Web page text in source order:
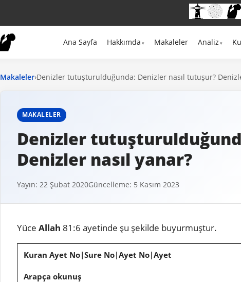
Ana Sayfa Hakkımda Makaleler Analiz
Makaleler›Denizler tutuşturulduğunda: Denizler nasıl tutuşur?
MAKALELER
Denizler
Denizler nasıl yanar?
Yayın: 22 Şubat 2020Güncelleme: 5 Kasım 2023
Yüce Allah 81:6 ayetinde şu şekilde buyurmuştur.
Kuran Ayet No|Sure No|Ayet No|Ayet
Arapça okunuş